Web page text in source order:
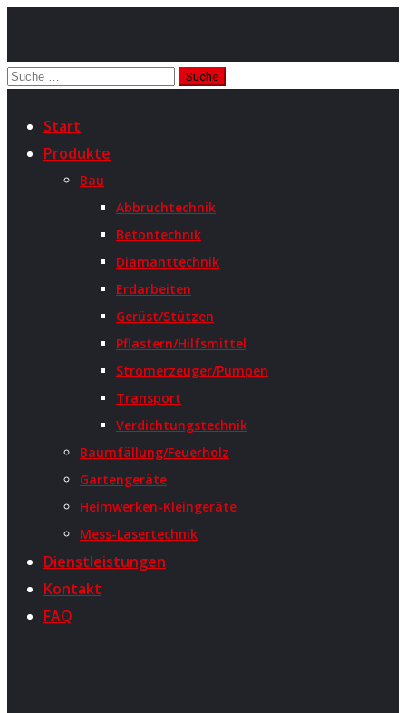
Start
Produkte
Bau
Abbruchtechnik
Betontechnik
Diamanttechnik
Erdarbeiten
Gerüst/Stützen
Pflastern/Hilfsmittel
Stromerzeuger/Pumpen
Transport
Verdichtungstechnik
Baumfällung/Feuerholz
Gartengeräte
Heimwerken-Kleingeräte
Mess-Lasertechnik
Dienstleistungen
Kontakt
FAQ